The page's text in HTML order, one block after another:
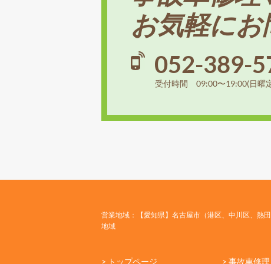
お気軽にお
052-389-
受付時間 09:00〜19:00(日曜
営業地域：【愛知県】名古屋市（港区、中川区、熱
地域
> トップページ > 事故車修理